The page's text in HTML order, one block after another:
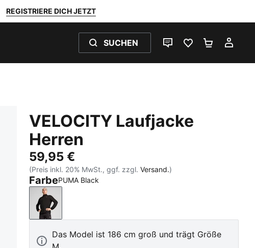
REGISTRIERE DICH JETZT
SUCHEN
LIVE-CHATFAVORITEN 0
VELOCITY Laufjacke
Herren
59,95 €
(Preis inkl. 20% MwSt., ggf. zzgl.Versand.)
FarbePUMA Black
PUMA Black
Das Model ist 186 cm groß und trägt Größe